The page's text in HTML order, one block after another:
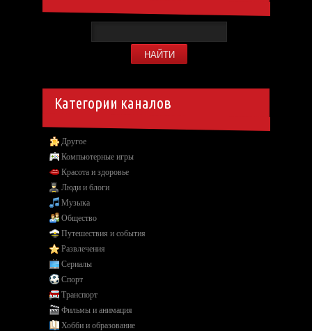
Категории каналов
Другое
Компьютерные игры
Красота и здоровье
Люди и блоги
Музыка
Общество
Путешествия и события
Развлечения
Сериалы
Спорт
Транспорт
Фильмы и анимация
Хобби и образование